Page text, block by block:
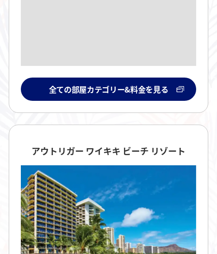
全ての部屋カテゴリー&料金を見る
アウトリガー ワイキキ ビーチ リゾート